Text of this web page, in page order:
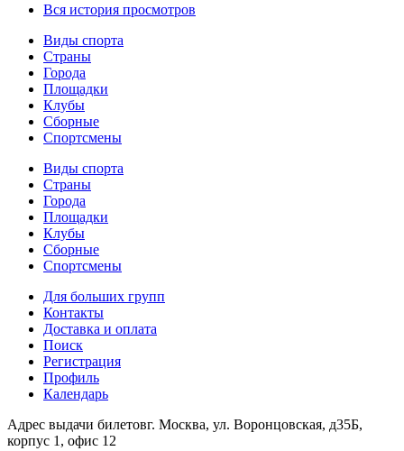
Вся история просмотров
Виды спорта
Страны
Города
Площадки
Клубы
Сборные
Спортсмены
Виды спорта
Страны
Города
Площадки
Клубы
Сборные
Спортсмены
Для больших групп
Контакты
Доставка и оплата
Поиск
Регистрация
Профиль
Календарь
Адрес выдачи билетовг. Москва, ул. Воронцовская, д35Б,
корпус 1, офис 12